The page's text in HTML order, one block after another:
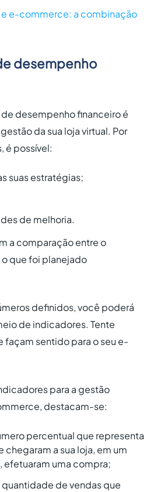
e-commerce: a combinação
desempenho
desempenho financeiro é
da sua loja virtual. Por
é possível:
suas estratégias;
de melhoria.
a comparação entre o
que foi planejado
definidos, você poderá
de indicadores. Tente
façam sentido para o seu e-
para a gestão
destacam-se:
percentual que representa
chegaram a sua loja, em um
uma compra;
quantidade de vendas que